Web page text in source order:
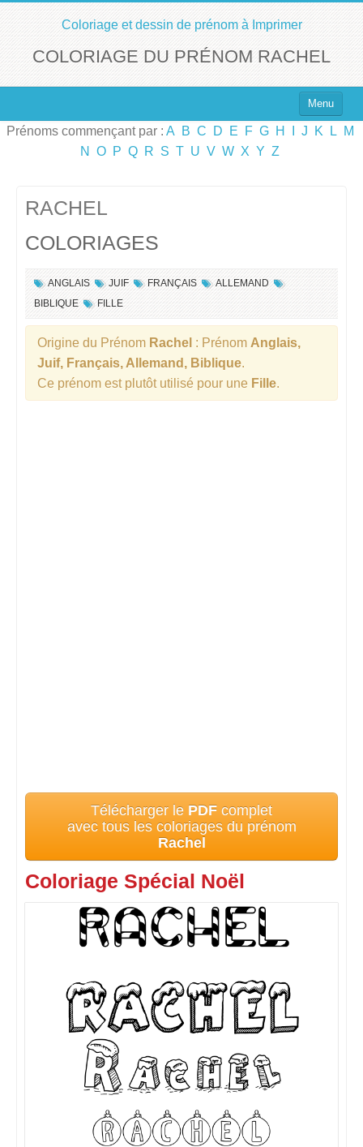
Coloriage et dessin de prénom à Imprimer
COLORIAGE DU PRÉNOM RACHEL
Menu
Top 100 des Prénoms
Prénoms commençant par : A B C D E F G H J K L
M
N
O P Q R S T U V W X Y Z
RACHEL
COLORIAGES
ANGLAIS JUIF FRANÇAIS
ALLEMAND
BIBLIQUE
FILLE
Origine du Prénom Rachel : Prénom Anglais,
Juif, Français, Allemand, Biblique.
Ce prénom est plutôt utilisé pour une Fille.
Télécharger le PDF complet
avec tous les coloriages du prénom
Rachel
Coloriage Spécial Noël